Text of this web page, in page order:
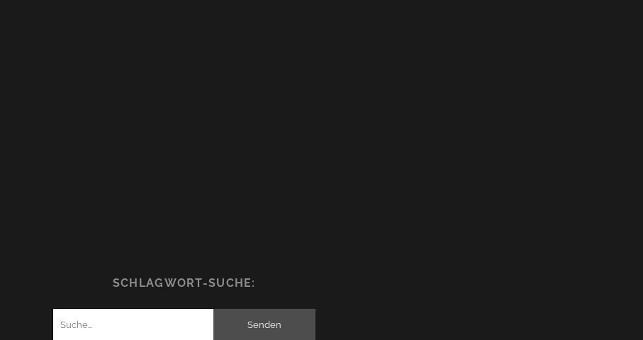
SCHLAGWORT-SUCHE: